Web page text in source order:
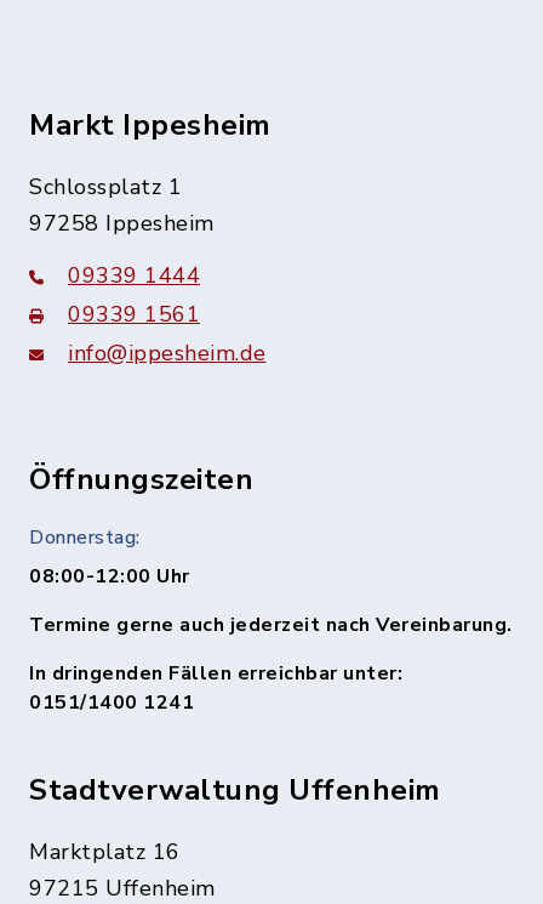
Markt Ippesheim
Schlossplatz 1
97258 Ippesheim
09339 1444
09339 1561
info@ippesheim.de
Öffnungszeiten
Donnerstag:
08:00-12:00 Uhr
Termine gerne auch jederzeit nach Vereinbarung.
In dringenden Fällen erreichbar unter:
0151/1400 1241
Stadtverwaltung Uffenheim
Marktplatz 16
97215 Uffenheim